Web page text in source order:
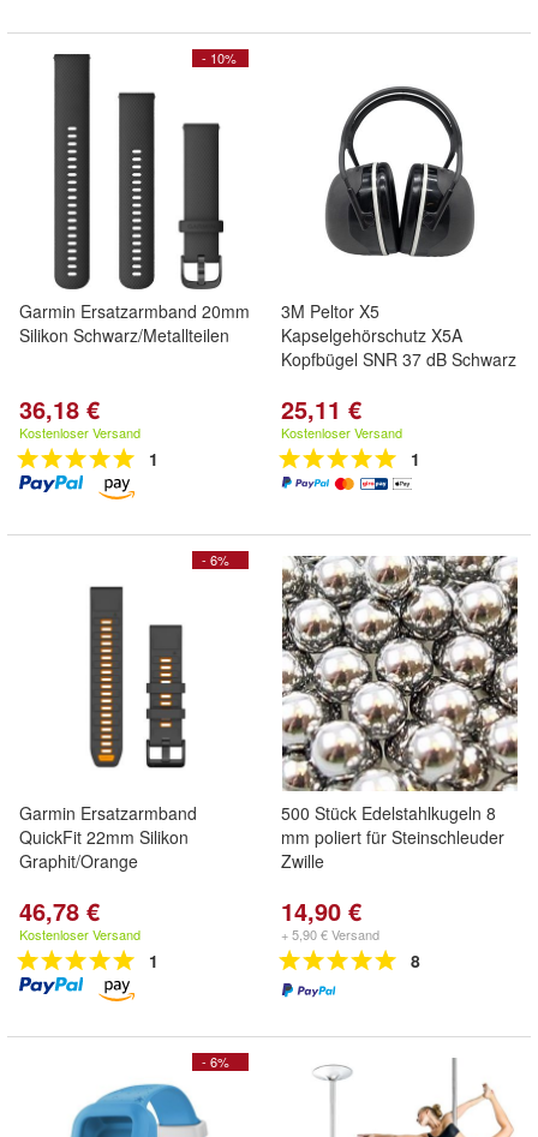
- 10%
Garmin Ersatzarmband 20mm
Silikon Schwarz/Metallteilen
36,18 €
Kostenloser Versand
1
3M Peltor X5
Kapselgehörschutz X5A
Kopfbügel SNR 37 dB Schwarz
25,11 €
Kostenloser Versand
1
- 6%
Garmin Ersatzarmband
QuickFit 22mm Silikon
Graphit/Orange
46,78 €
Kostenloser Versand
1
500 Stück Edelstahlkugeln 8
mm poliert für Steinschleuder
Zwille
14,90 €
+ 5,90 € Versand
8
- 6%